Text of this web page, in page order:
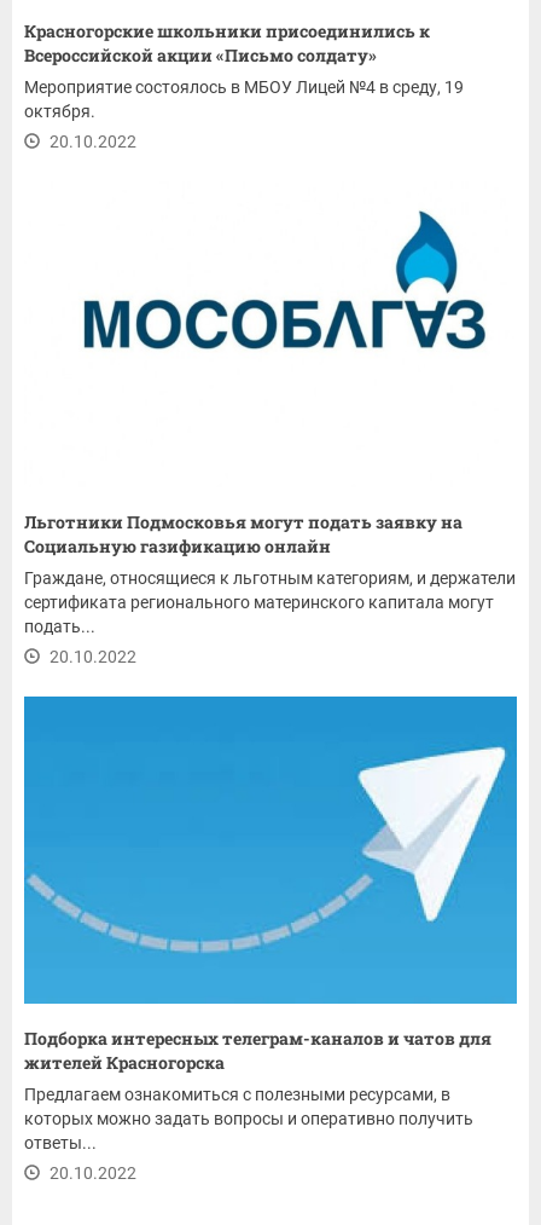
Красногорские школьники присоединились к
Всероссийской акции «Письмо солдату»
Мероприятие состоялось в МБОУ Лицей №4 в среду, 19
октября.
20.10.2022
Льготники Подмосковья могут подать заявку на
Социальную газификацию онлайн
Граждане, относящиеся к льготным категориям, и держатели
сертификата регионального материнского капитала могут
подать...
20.10.2022
Подборка интересных телеграм-каналов и чатов для
жителей Красногорска
Предлагаем ознакомиться с полезными ресурсами, в
которых можно задать вопросы и оперативно получить
ответы...
20.10.2022